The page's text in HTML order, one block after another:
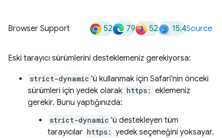
Browser Support 52 79 52 15.4Source
Eski tarayıcı sürümlerini desteklemeniz gerekiyorsa:
strict-dynamic 'ü kullanmak için Safari'nin önceki
sürümleri için yedek olarak https: eklemeniz
gerekir. Bunu yaptığınızda:
strict-dynamic 'ü destekleyen tüm
tarayıcılar https: yedek seçeneğini yoksayar.